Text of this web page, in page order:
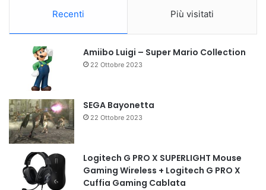
Recenti Più visitati
Amiibo Luigi – Super Mario Collection
22 Ottobre 2023
SEGA Bayonetta
22 Ottobre 2023
Logitech G PRO X SUPERLIGHT Mouse
Gaming Wireless + Logitech G PRO X
Cuffia Gaming Cablata